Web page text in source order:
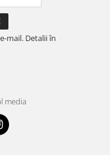
mail. Detalii în
media